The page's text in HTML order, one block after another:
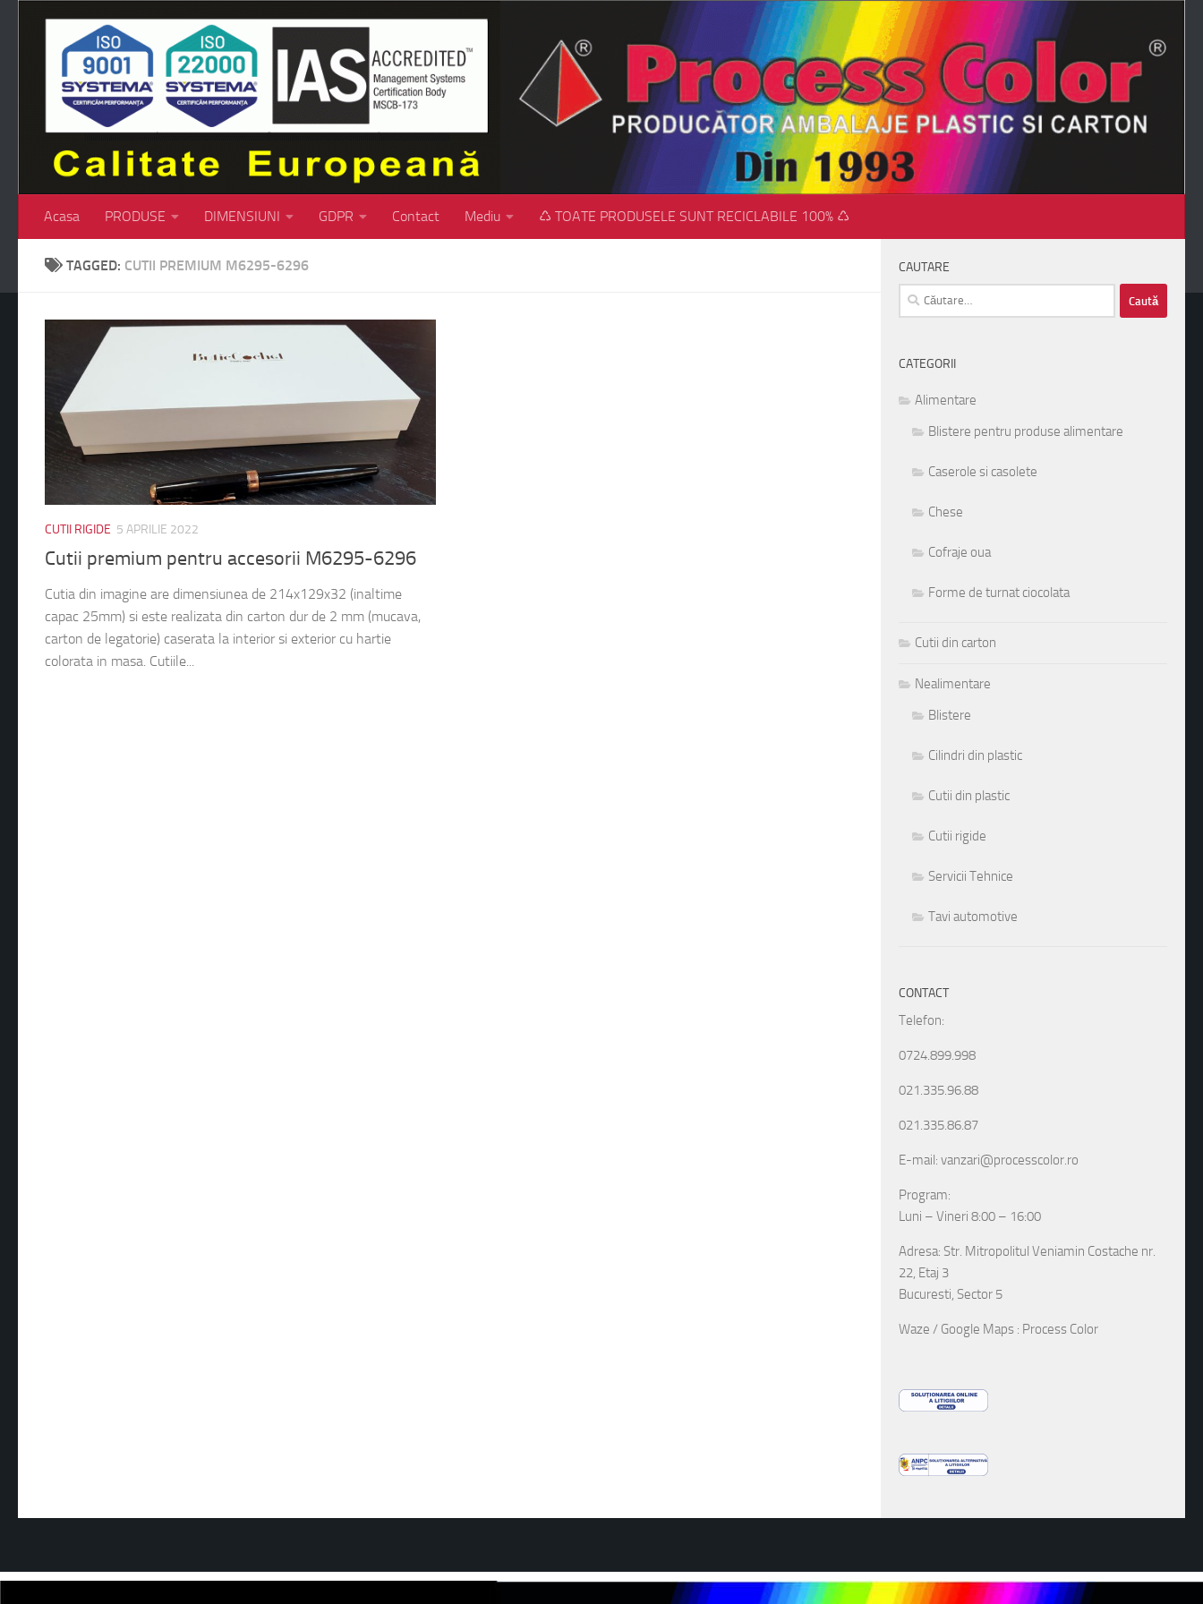
Skip to content
Acasa PRODUSE DIMENSIUNI GDPR Contact Mediu ♺ TOATE PRODUSELE SUNT RECICLABILE 100% ♺
TAGGED: CUTII PREMIUM M6295-6296
CUTII RIGIDE 5 APRILIE 2022
Cutii premium pentru accesorii M6295-6296
Cutia din imagine are dimensiunea de 214x129x32 (inaltime
capac 25mm) si este realizata din carton dur de 2 mm (mucava,
carton de legatorie) caserata la interior si exterior cu hartie
colorata in masa. Cutiile...
CAUTARE
Caută
după:
CATEGORII
Alimentare
Blistere pentru produse alimentare
Caserole si casolete
Chese
Cofraje oua
Forme de turnat ciocolata
Cutii din carton
Nealimentare
Blistere
Cilindri din plastic
Cutii din plastic
Cutii rigide
Servicii Tehnice
Tavi automotive
CONTACT
Telefon:
0724.899.998
021.335.96.88
021.335.86.87
E-mail: vanzari@processcolor.ro
Program:
Luni – Vineri 8:00 – 16:00
Adresa: Str. Mitropolitul Veniamin Costache nr.
22, Etaj 3
Bucuresti, Sector 5
Waze / Google Maps : Process Color